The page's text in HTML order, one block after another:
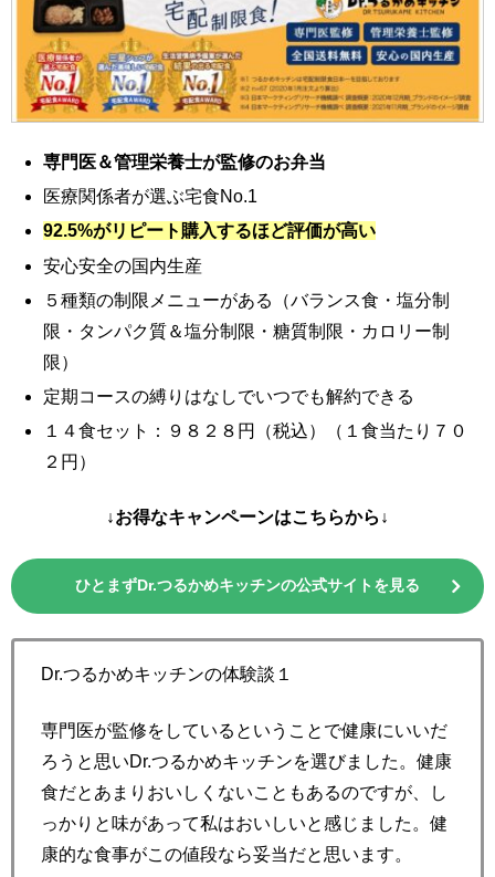
専門医＆管理栄養士が監修のお弁当
医療関係者が選ぶ宅食No.1
92.5%がリピート購入するほど評価が高い
安心安全の国内生産
５種類の制限メニューがある（バランス食・塩分制
限・タンパク質＆塩分制限・糖質制限・カロリー制
限）
定期コースの縛りはなしでいつでも解約できる
１４食セット：９８２８円（税込）（１食当たり７０
２円）
↓お得なキャンペーンはこちらから↓
ひとまずDr.つるかめキッチンの公式サイトを見る
Dr.つるかめキッチンの体験談１
専門医が監修をしているということで健康にいいだ
ろうと思いDr.つるかめキッチンを選びました。健康
食だとあまりおいしくないこともあるのですが、し
っかりと味があって私はおいしいと感じました。健
康的な食事がこの値段なら妥当だと思います。